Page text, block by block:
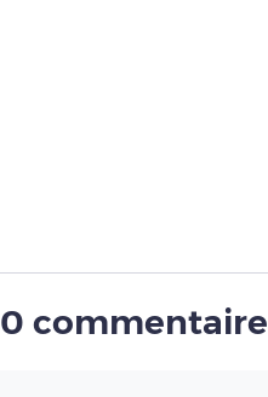
0 commentaire